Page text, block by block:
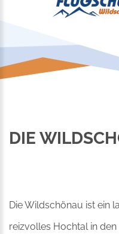
DIE
Die Wildschönau ist ein
reizvolles Hochtal in